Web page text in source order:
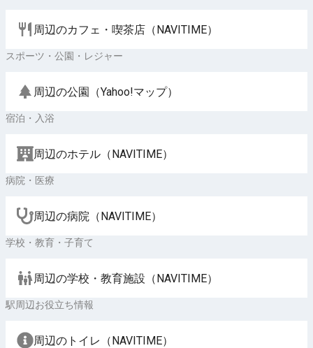
周辺のカフェ・喫茶店（NAVITIME）
スポーツ・公園・レジャー
周辺の公園（Yahoo!マップ）
宿泊・入浴
周辺のホテル（NAVITIME）
病院・医療
周辺の病院（NAVITIME）
学校・教育・子育て
周辺の学校・教育施設（NAVITIME）
駅周辺お役立ち情報
周辺のトイレ（NAVITIME）